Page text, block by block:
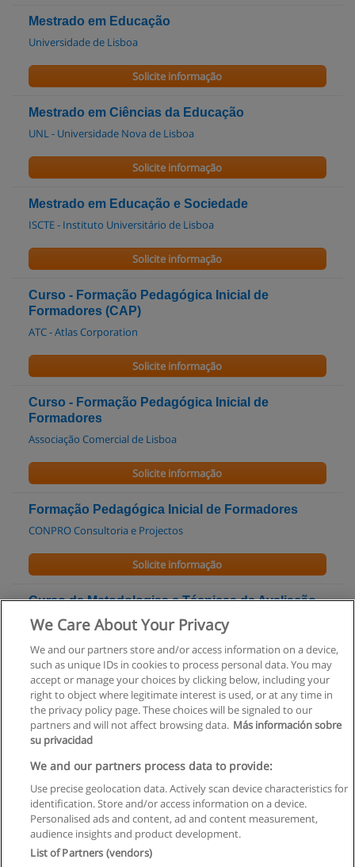
Mestrado em Educação
Universidade de Lisboa
Solicite informação
Mestrado em Ciências da Educação
UNL - Universidade Nova de Lisboa
Solicite informação
Mestrado em Educação e Sociedade
ISCTE - Instituto Universitário de Lisboa
Solicite informação
Curso - Formação Pedagógica Inicial de
Formadores (CAP)
ATC - Atlas Corporation
Solicite informação
Curso - Formação Pedagógica Inicial de
Formadores
Associação Comercial de Lisboa
Solicite informação
Formação Pedagógica Inicial de Formadores
CONPRO Consultoria e Projectos
Solicite informação
Curso de Metodologias e Técnicas de Avaliação
da Aprendizagem
Solicite informação
Regras de uso
Privacidade de dados
Entrar em contato com Educaedu
Copyright © Educaedu Business S.L. - CIF : B-95610580: -
We Care About Your Privacy
We and our partners store and/or access information on a device,
such as unique IDs in cookies to process personal data. You may
accept or manage your choices by clicking below, including your
right to object where legitimate interest is used, or at any time in
the privacy policy page. These choices will be signaled to our
partners and will not affect browsing data. Más información sobre
su privacidad
We and our partners process data to provide:
Use precise geolocation data. Actively scan device characteristics for
identification. Store and/or access information on a device.
Personalised ads and content, ad and content measurement,
audience insights and product development.
List of Partners (vendors)